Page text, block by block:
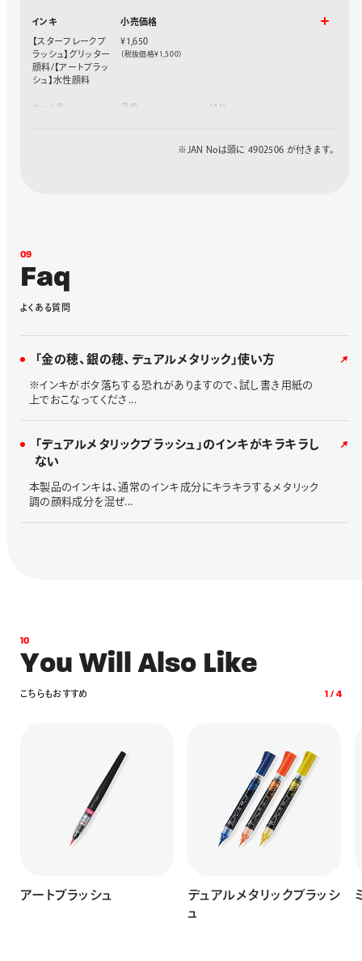
インキ
【スターフレークブ
ラッシュ】グリッター
顔料/【アートブラッ
シュ】水性顔料
小売価格
¥1,650
（税抜価格¥1,500）
セット名 品番 JAN
※JAN Noは頭に 4902506 が付きます。
09
Faq
よく ある質 問
「金の穂、銀の穂、デュアルメタリック」使い方
※インキがボタ落ちする恐れがありますので、試し書き用紙の
上でおこなってくださ...
「デュアルメタリックブラッシュ」のインキがキラキラし
ない
本製品のインキは、通常のインキ成分にキラキラするメタリック
調の顔料成分を混ぜ...
10
You Will Also Like
こち らもおすすめ
アートブラッシュ
デュアルメタリックブラッシ
ュ
1 /4